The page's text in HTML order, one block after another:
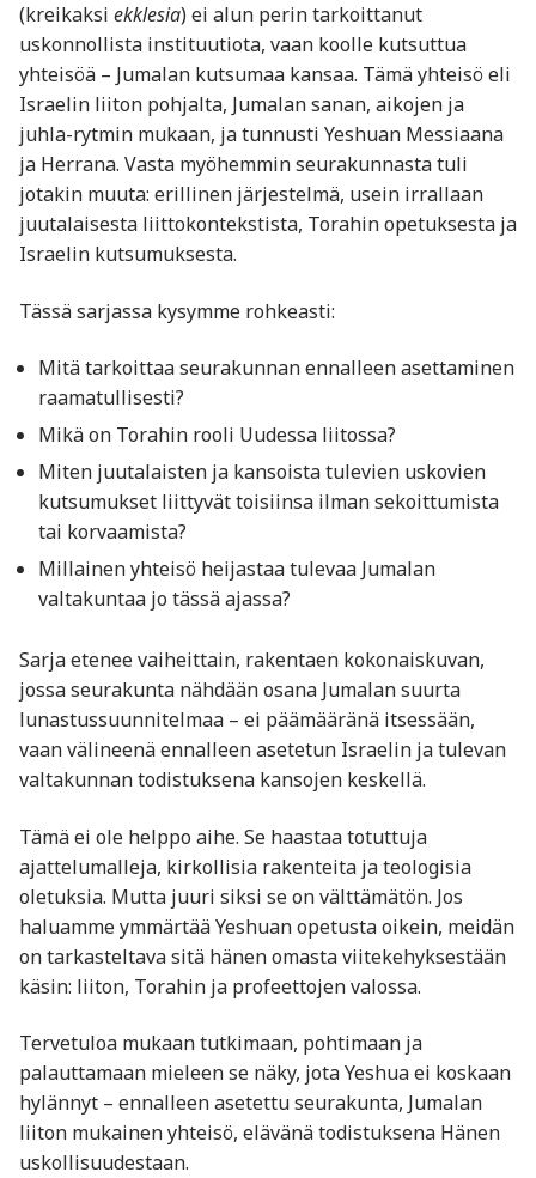
(kreikaksi ekklesia) ei alun perin tarkoittanut
uskonnollista instituutiota, vaan koolle kutsuttua
yhteisöä – Jumalan kutsumaa kansaa. Tämä yhteisö eli
Israelin liiton pohjalta, Jumalan sanan, aikojen ja
juhla-rytmin mukaan, ja tunnusti Yeshuan Messiaana
ja Herrana. Vasta myöhemmin seurakunnasta tuli
jotakin muuta: erillinen järjestelmä, usein irrallaan
juutalaisesta liittokontekstista, Torahin opetuksesta ja
Israelin kutsumuksesta.
Tässä sarjassa kysymme rohkeasti:
Mitä tarkoittaa seurakunnan ennalleen asettaminen
raamatullisesti?
Mikä on Torahin rooli Uudessa liitossa?
Miten juutalaisten ja kansoista tulevien uskovien
kutsumukset liittyvät toisiinsa ilman sekoittumista
tai korvaamista?
Millainen yhteisö heijastaa tulevaa Jumalan
valtakuntaa jo tässä ajassa?
Sarja etenee vaiheittain, rakentaen kokonaiskuvan,
jossa seurakunta nähdään osana Jumalan suurta
lunastussuunnitelmaa – ei päämääränä itsessään,
vaan välineenä ennalleen asetetun Israelin ja tulevan
valtakunnan todistuksena kansojen keskellä.
Tämä ei ole helppo aihe. Se haastaa totuttuja
ajattelumalleja, kirkollisia rakenteita ja teologisia
oletuksia. Mutta juuri siksi se on välttämätön. Jos
haluamme ymmärtää Yeshuan opetusta oikein, meidän
on tarkasteltava sitä hänen omasta viitekehyksestään
käsin: liiton, Torahin ja profeettojen valossa.
Tervetuloa mukaan tutkimaan, pohtimaan ja
palauttamaan mieleen se näky, jota Yeshua ei koskaan
hylännyt – ennalleen asetettu seurakunta, Jumalan
liiton mukainen yhteisö, elävänä todistuksena Hänen
uskollisuudestaan.